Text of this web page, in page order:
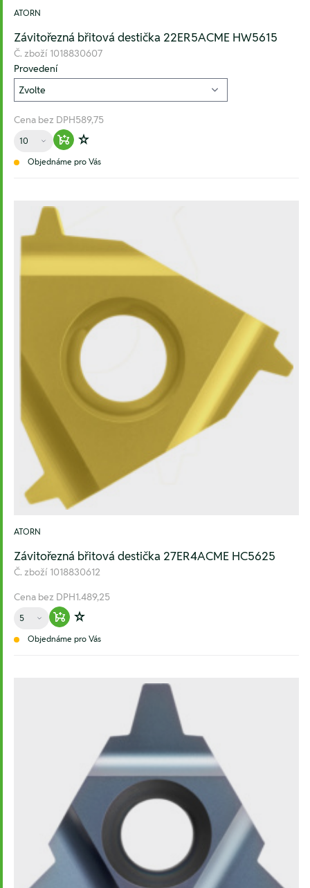
ATORN
Závitořezná břitová destička 22ER5ACME HW5615
Č. zboží 1018830607
Provedení
Cena bez DPH589,75
Množství
Warenkorb hinzufügen
Zur Wunschliste hinzufügen
Objednáme pro Vás
ATORN
Závitořezná břitová destička 27ER4ACME HC5625
Č. zboží 1018830612
Cena bez DPH1.489,25
Množství
Warenkorb hinzufügen
Zur Wunschliste hinzufügen
Objednáme pro Vás